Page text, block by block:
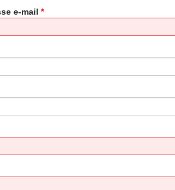
e-mail*